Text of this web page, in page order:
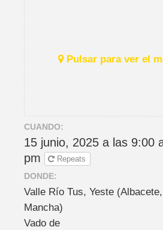
Pulsar para ver el
CUANDO:
15 junio, 2025 a las 9:00
pm
Repeats
DONDE:
Valle Río Tus, Yeste
Mancha)
Vado de